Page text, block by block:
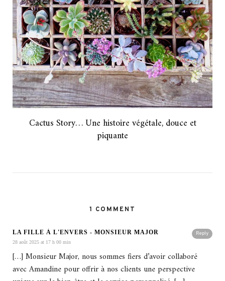
Cactus Story… Une histoire végétale, douce et
piquante
1 COMMENT
Reply
LA FILLE À L'ENVERS - MONSIEUR MAJOR
28 août 2025 at 17 h 00 min
[…] Monsieur Major, nous sommes fiers d’avoir collaboré
avec Amandine pour offrir à nos clients une perspective